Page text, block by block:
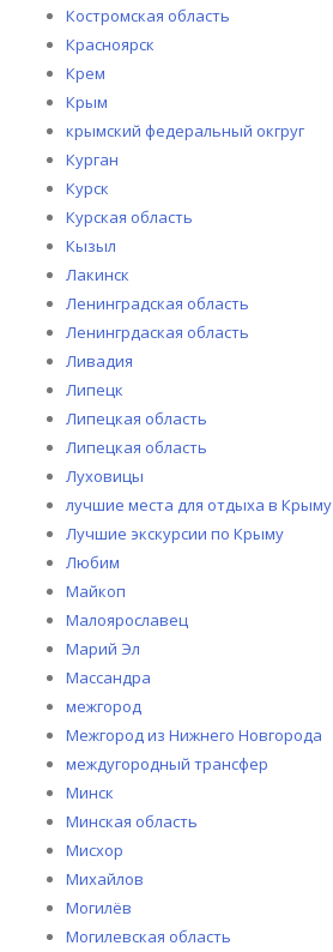
Костромская область
Красноярск
Крем
Крым
крымский федеральный окгруг
Курган
Курск
Курская область
Кызыл
Лакинск
Ленинградская область
Ленингрдаская область
Ливадия
Липецк
Липецкая область
Липецкая область
Луховицы
лучшие места для отдыха в Крыму
Лучшие экскурсии по Крыму
Любим
Майкоп
Малоярославец
Марий Эл
Массандра
межгород
Межгород из Нижнего Новгорода
междугородный трансфер
Минск
Минская область
Мисхор
Михайлов
Могилёв
Могилевская область